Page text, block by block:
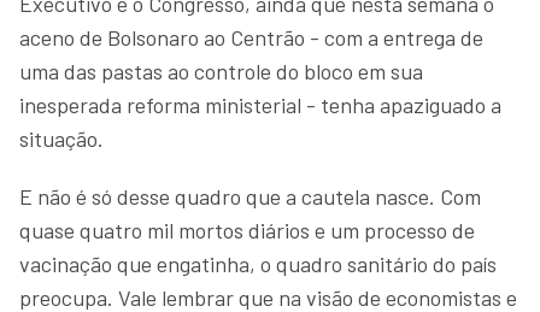
aceno de Bolsonaro ao Centrão - com a entrega de
uma das pastas ao controle do bloco em sua
inesperada reforma ministerial - tenha apaziguado a
situação.
E não é só desse quadro que a cautela nasce. Com
quase quatro mil mortos diários e um processo de
vacinação que engatinha, o quadro sanitário do país
preocupa. Vale lembrar que na visão de economistas e